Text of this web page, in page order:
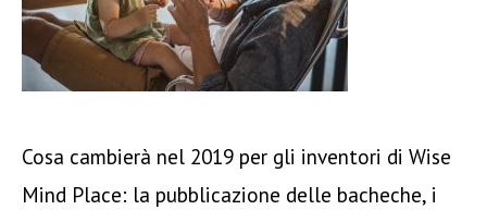
Cosa cambierà nel 2019 per gli inventori di Wise
Mind Place: la pubblicazione delle bacheche, i